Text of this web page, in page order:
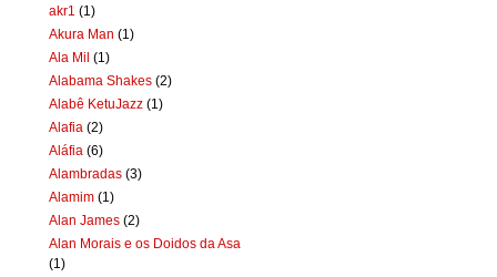
akr1 (1)
Akura Man (1)
Ala Mil (1)
Alabama Shakes (2)
Alabê KetuJazz (1)
Alafia (2)
Aláfia (6)
Alambradas (3)
Alamim (1)
Alan James (2)
Alan Morais e os Doidos da Asa
(1)